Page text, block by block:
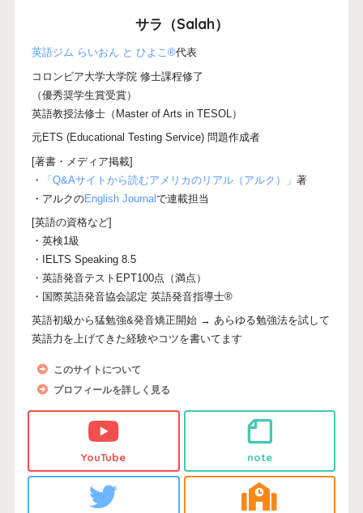
サラ（Salah）
英語ジム らいおん と ひよこ®代表
コロンビア大学大学院 修士課程修了
（優秀奨学生賞受賞）
英語教授法修士（Master of Arts in TESOL）
元ETS (Educational Testing Service) 問題作成者
[著書・メディア掲載]
・
「Q&Aサイトから読むアメリカのリアル（アルク）」著
・アルクのEnglish Journalで連載担当
[英語の資格など]
・英検1級
・IELTS Speaking 8.5
・英語発音テストEPT100点（満点）
・国際英語発音協会認定 英語発音指導士®
英語初級から猛勉強&発音矯正開始 → あらゆる勉強法を試して
英語力を上げてきた経験やコツを書いてます
このサイトについて
プロフィールを詳しく見る
YouTube note